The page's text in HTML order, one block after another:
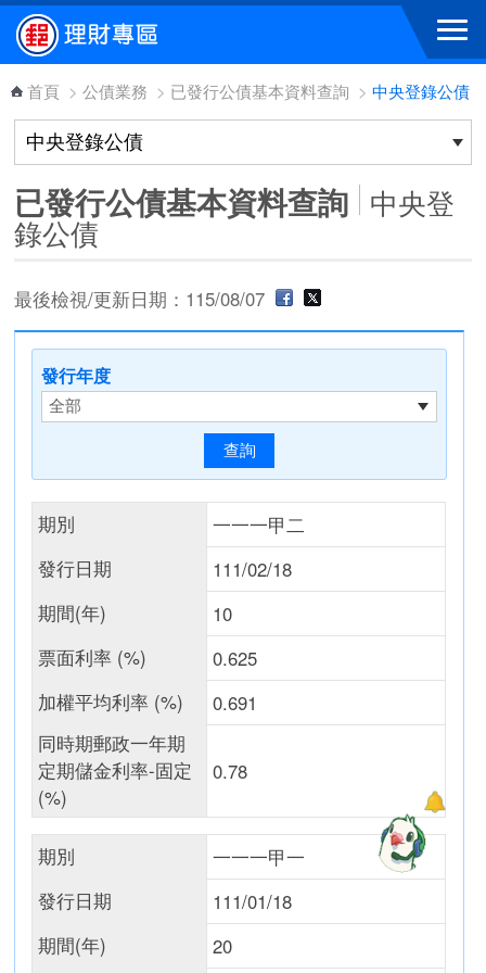
跳到主要內容區塊
首頁 > 公債業務 > 已發行公債基本資料查詢 > 中央登錄公債
已發行公債基本資料查詢 中央登
錄公債
最後檢視/更新日期：115/08/07
發行年度
期別
一一一甲二
發行日期
111/02/18
期間(年)
10
票面利率 (%)
0.625
加權平均利率 (%)
0.691
同時期郵政一年期
定期儲金利率-固定
(%)
0.78
期別
一一一甲一
發行日期
111/01/18
期間(年)
20